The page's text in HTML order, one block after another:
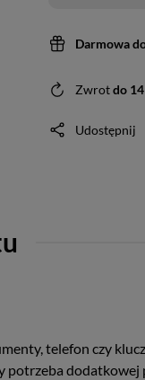
Darmowa
Zwrotdo 14
Udostępnij
telefon czy
potrzeba